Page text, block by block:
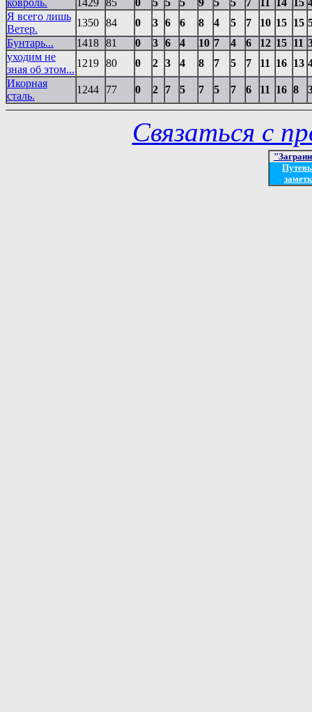
Я всего лишь
Ветер.
1350 84 0 3 6 6 8 4 5 7 10 15 15
Бунтарь...
1418 81 0 3 6 4 10 7 4 6 12 15 11
уходим не
зная об этом...
1219 80 0 2 3 4 8 7 5 7 11 16 13
Икорная
сталь.
1244 77 0 2 7 5 7 5 7 6 11 16 8
Связаться с